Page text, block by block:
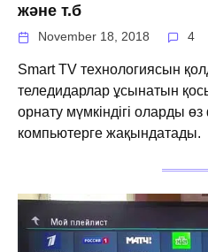
және т.б
November 18, 2018 4
Smart TV технологиясын
теледидарлар ұсынатын
орнату мүмкіндігі оларды
компьютерге жақындатады.